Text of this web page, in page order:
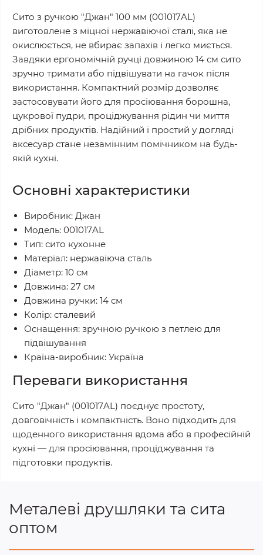
Сито з ручкою "Джан" 100 мм (001017AL)
виготовлене з міцної нержавіючої сталі, яка не
окислюється, не вбирає запахів і легко миється.
Завдяки ергономічній ручці довжиною 14 см сито
зручно тримати або підвішувати на гачок після
використання. Компактний розмір дозволяє
застосовувати його для просіювання борошна,
цукрової пудри, проціджування рідин чи миття
дрібних продуктів. Надійний і простий у догляді
аксесуар стане незамінним помічником на будь-
якій кухні.
Основні характеристики
Виробник: Джан
Модель: 001017AL
Тип: сито кухонне
Матеріал: нержавіюча сталь
Діаметр: 10 см
Довжина: 27 см
Довжина ручки: 14 см
Колір: сталевий
Оснащення: зручною ручкою з петлею для
підвішування
Країна-виробник: Україна
Переваги використання
Сито "Джан" (001017AL) поєднує простоту,
довговічність і компактність. Воно підходить для
щоденного використання вдома або в професійній
кухні — для просіювання, проціджування та
підготовки продуктів.
Металеві друшляки та сита
оптом